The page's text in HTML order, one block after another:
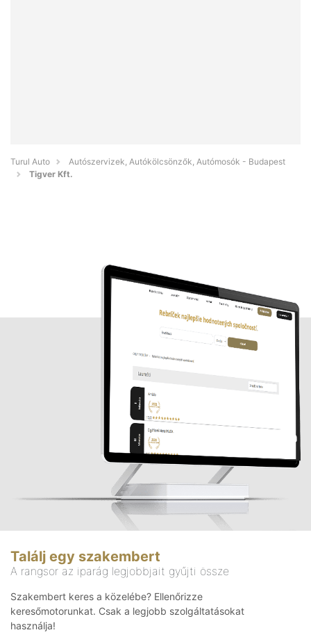
Turul Auto
Autószervizek, Autókölcsönzők, Autómosók - Budapest
Tigver Kft.
Találj egy szakembert
A rangsor az iparág legjobbjait gyűjti össze
Szakembert keres a közelébe? Ellenőrizze
keresőmotorunkat. Csak a legjobb szolgáltatásokat
használja!